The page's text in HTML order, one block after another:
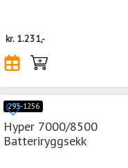
kr. 1.231,-
293-1256
Hyper 7000/8500
Batteriryggsekk